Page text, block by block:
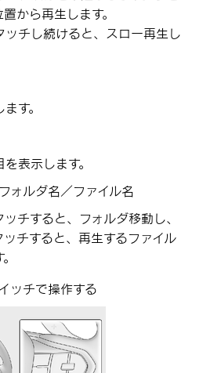
から再生します。
ッチし続けると、スロー再生し
す。
表示します。
ォルダ名／ファイル名
チすると、フォルダ移動し、
ッチすると、再生するファイル
ッチで操作する